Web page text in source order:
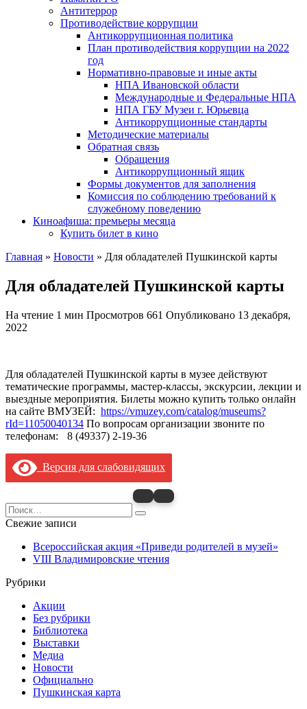
Антитеррор
Противодействие коррупции
Антикоррупционная политика
План противодействия коррупции на 2022
год
Нормативно-правовые и иные акты
НПА Ивановской области
Международные и Федеральные НПА
НПА ГБУ Музеи г. Юрьевца
Антикоррупционные стандарты
Методические материалы
Обратная связь
Обращения
Антикоррупционный ящик
Формы документов для заполнения
Комиссия по соблюдению требований к
служебному поведению
Киноафиша: премьеры месяца
Купить билет в кино
Главная » Новости » Для обладателей Пушкинской карты
Для обладателей Пушкинской карты
На чтение 1 мин Просмотров 661 Опубликовано 13 декабря,
2022
Для обладателей Пушкинской карты в музее действуют
тематические программы, мастер-классы, экскурсии, лекции и
выездные мероприятия. Билеты можно купить только онлайн
на сайте ВМУЗЕЙ: https://vmuzey.com/catalog/museums?
rId=11050040134 По вопросам организации звоните по
телефонам:
8 (49337) 2-19-36
Версия для слабовидящих
Search
for:
Свежие записи
Всероссийская акция «Приведи родителей в музей»
VIII Владимировские чтения
Рубрики
Акции
Без рубрики
Библиотека
Выставки
Медиа
Новости
Официально
Пушкинская карта